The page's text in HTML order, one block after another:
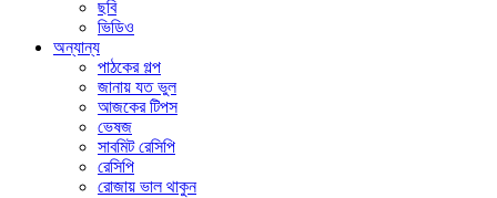
ছবি
ভিডিও
অন্যান্য
পাঠকের গল্প
জানায় যত ভুল
আজকের টিপস
ভেষজ
সাবমিট রেসিপি
রেসিপি
রোজায় ভাল থাকুন